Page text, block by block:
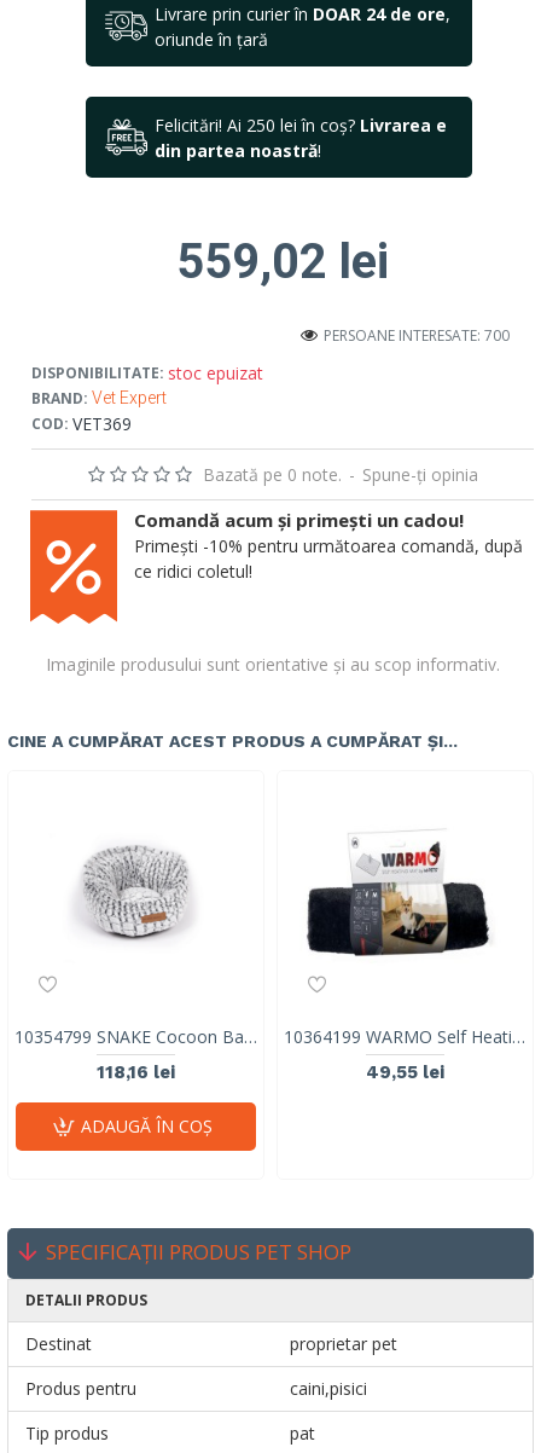
Livrare prin curier în DOAR 24 de ore,
oriunde în țară
Felicitări! Ai 250 lei în coș? Livrarea e
din partea noastră!
DISPONIBILITATE: stoc epuizat
BRAND: Vet Expert
COD: VET369
PERSOANE INTERESATE: 700
Bazată pe 0 note. - Spune-ţi opinia
559,02 lei
Imaginile produsului sunt orientative și au scop informativ.
Comandă acum și primești un cadou!
Primești -10% pentru următoarea comandă, după
ce ridici coletul!
CINE A CUMPĂRAT ACEST PRODUS A CUMPĂRAT ȘI...
10354799 SNAKE Cocoon Basket
118,16 lei
ADAUGĂ ÎN COŞ
10364199 WARMO Self Heating Mat M
49,55 lei
SPECIFICAȚII PRODUS PET SHOP
DETALII PRODUS
Destinat
proprietar pet
Produs pentru
caini,pisici
Tip produs
pat